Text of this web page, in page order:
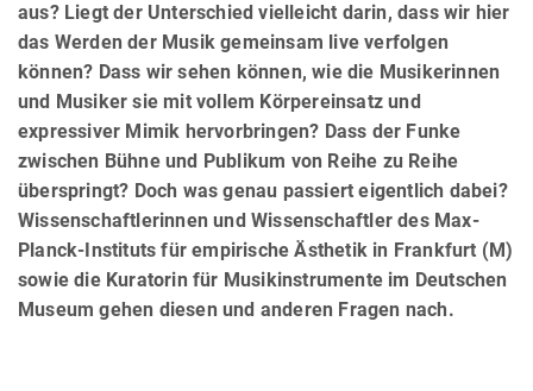
aus? Liegt der Unterschied vielleicht darin, dass wir hier
das Werden der Musik gemeinsam live verfolgen
können? Dass wir sehen können, wie die Musikerinnen
und Musiker sie mit vollem Körpereinsatz und
expressiver Mimik hervorbringen? Dass der Funke
zwischen Bühne und Publikum von Reihe zu Reihe
überspringt? Doch was genau passiert eigentlich dabei?
Wissenschaftlerinnen und Wissenschaftler des Max-
Planck-Instituts für empirische Ästhetik in Frankfurt (M)
sowie die Kuratorin für Musikinstrumente im Deutschen
Museum gehen diesen und anderen Fragen nach.